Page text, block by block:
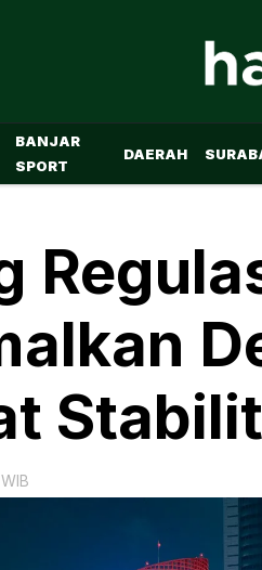
BANJAR
SPORT
DAERAH